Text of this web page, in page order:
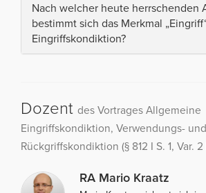
Nach welcher heute herrschenden
bestimmt sich das Merkmal
Eingriffskondiktion?
Dozent des Vortrages Allgemeine
Eingriffskondiktion, Verwendungs- und
Rückgriffskondiktion (§ 812 I S. 1, Var. 2
RA Mario Kraatz